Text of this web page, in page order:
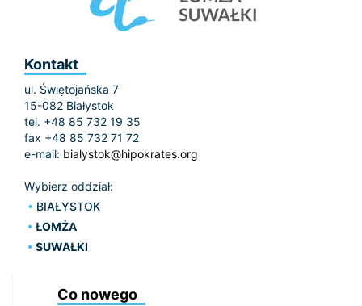
Kontakt
ul. Świętojańska 7
15-082 Białystok
tel. +48 85 732 19 35
fax +48 85 732 71 72
e-mail: bialystok@hipokrates.org
Wybierz oddział:
BIAŁYSTOK
ŁOMŻA
SUWAŁKI
Co nowego